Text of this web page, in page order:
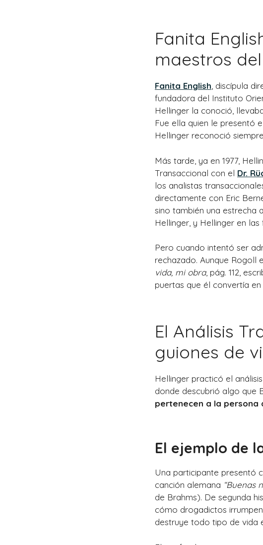
Fanita
maestros
Fanita English, discípula
fundadora del Instituto
Hellinger la conoció,
Fue ella quien le presentó
Hellinger reconoció
Más tarde, ya en 1977,
Transaccional con el Dr.
los analistas
directamente con Eric
sino también una estrecha
Hellinger, y Hellinger en
Pero cuando intentó ser
rechazado. Aunque Rogoll
vida, mi obra, pág. 112,
puertas que él convertía en
El Análisis
guiones de
Hellinger practicó el
donde descubrió algo que
pertenecen a la persona
El ejemplo de
Una participante presentó
canción alemana “Buenas
de Brahms). De segunda
cómo drogadictos
destruye todo tipo de vida